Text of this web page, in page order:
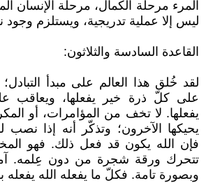
المرء مرحلة الكمال، مرحلة الإنسان
ليس إلا عملية تدريجية، ويستلزم وجود
القاعدة السادسة والثلاثون:
لقد خُلق هذا العالم على مبدأ
على كلّ ذرة خير يفعلها،
يفعلها. لا تخف من المؤامرات، أو
يحيكها الآخرون؛ وتذكّر أنه إذا
فإن الله يكون قد فعل ذلك. فهو
تتحرك ورقة شجرة من دون عِلمه.
وبصورة تامة. فكلّ ما يفعله الله